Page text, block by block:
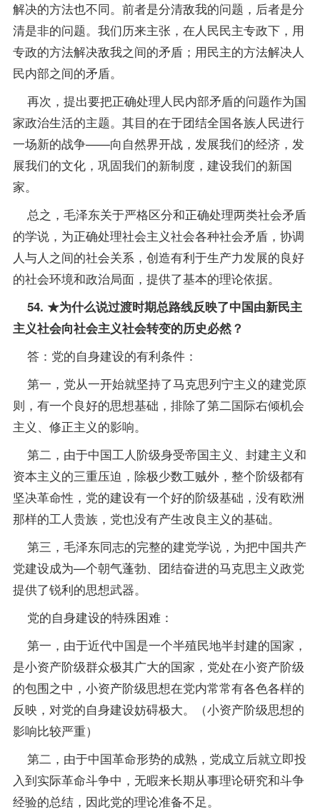
解决的方法也不同。前者是分清敌我的问题，后者是分
清是非的问题。我们历来主张，在人民民主专政下，用
专政的方法解决敌我之间的矛盾；用民主的方法解决人
民内部之间的矛盾。
再次，提出要把正确处理人民内部矛盾的问题作为国
家政治生活的主题。其目的在于团结全国各族人民进行
一场新的战争——向自然界开战，发展我们的经济，发
展我们的文化，巩固我们的新制度，建设我们的新国
家。
总之，毛泽东关于严格区分和正确处理两类社会矛盾
的学说，为正确处理社会主义社会各种社会矛盾，协调
人与人之间的社会关系，创造有利于生产力发展的良好
的社会环境和政治局面，提供了基本的理论依据。
54. ★为什么说过渡时期总路线反映了中国由新民主
主义社会向社会主义社会转变的历史必然？
答：党的自身建设的有利条件：
第一，党从一开始就坚持了马克思列宁主义的建党原
则，有一个良好的思想基础，排除了第二国际右倾机会
主义、修正主义的影响。
第二，由于中国工人阶级身受帝国主义、封建主义和
资本主义的三重压迫，除极少数工贼外，整个阶级都有
坚决革命性，党的建设有一个好的阶级基础，没有欧洲
那样的工人贵族，党也没有产生改良主义的基础。
第三，毛泽东同志的完整的建党学说，为把中国共产
党建设成为—个朝气蓬勃、团结奋进的马克思主义政党
提供了锐利的思想武器。
党的自身建设的特殊困难：
第一，由于近代中国是一个半殖民地半封建的国家，
是小资产阶级群众极其广大的国家，党处在小资产阶级
的包围之中，小资产阶级思想在党内常常有各色各样的
反映，对党的自身建设妨碍极大。（小资产阶级思想的
影响比较严重）
第二，由于中国革命形势的成熟，党成立后就立即投
入到实际革命斗争中，无暇来长期从事理论研究和斗争
经验的总结，因此党的理论准备不足。